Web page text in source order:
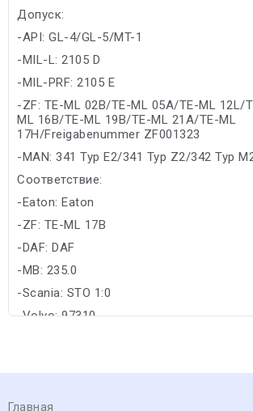
Допуск:
-API: GL-4/GL-5/MT-1
-MIL-L: 2105 D
-MIL-PRF: 2105 E
-ZF: TE-ML 02B/TE-ML 05A/TE-ML 12L/
ML 16B/TE-ML 19B/TE-ML 21A/TE-ML
17H/Freigabenummer ZF001323
-MAN: 341 Typ E2/341 Typ Z2/342 Typ
Соответствие:
-Eaton: Eaton
-ZF: TE-ML 17B
-DAF: DAF
-MB: 235.0
-Scania: STO 1:0
-Volvo: 97310
Главная